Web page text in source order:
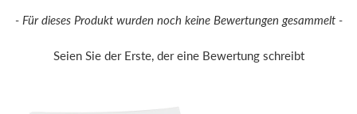
- Für dieses Produkt wurden noch keine Bewertungen gesammelt -
Seien Sie der Erste, der eine Bewertung schreibt
New content loaded